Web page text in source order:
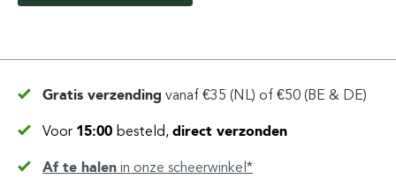
Gratis verzending vanaf €35 (NL) of €50 (BE & DE)
Voor 15:00 besteld, direct verzonden
Af te halen in onze scheerwinkel*